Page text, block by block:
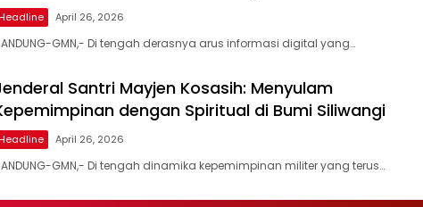
Headline April 26, 2026
GMN,- Di tengah derasnya arus informasi digital yang…
Santri Mayjen Kosasih: Menyulam
dengan Spiritual di Bumi Siliwangi
Headline April 26, 2026
GMN,- Di tengah dinamika kepemimpinan militer yang terus…